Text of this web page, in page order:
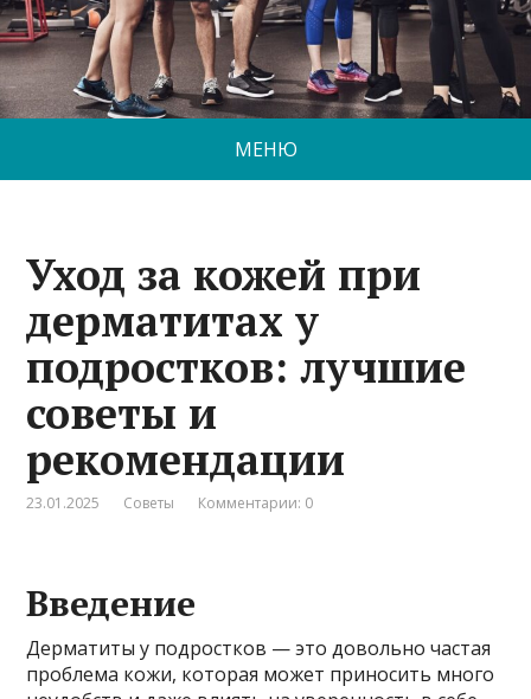
МЕНЮ
Уход за кожей при
дерматитах у
подростков: лучшие
советы и
рекомендации
23.01.2025 Советы Комментарии: 0
Введение
Дерматиты у подростков — это довольно частая
проблема кожи, которая может приносить много